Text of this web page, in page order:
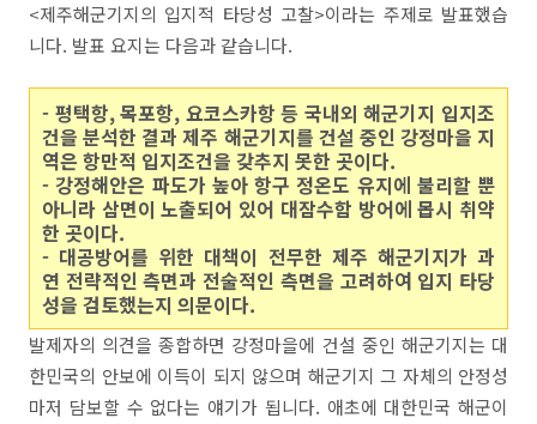
<제주해군기지의 입지적 타당성 고찰>이라는 주제로 발표했습
니다. 발표 요지는 다음과 같습니다.
- 평택항, 목포항, 요코스카항 등 국내외 해군기지 입지조
건을 분석한 결과 제주 해군기지를 건설 중인 강정마을 지
역은 항만적 입지조건을 갖추지 못한 곳이다.
- 강정해안은 파도가 높아 항구 정온도 유지에 불리할 뿐
아니라 삼면이 노출되어 있어 대잠수함 방어에 몹시 취약
한 곳이다.
- 대공방어를 위한 대책이 전무한 제주 해군기지가 과
연 전략적인 측면과 전술적인 측면을 고려하여 입지 타당
성을 검토했는지 의문이다.
발제자의 의견을 종합하면 강정마을에 건설 중인 해군기지는 대
한민국의 안보에 이득이 되지 않으며 해군기지 그 자체의 안정성
마저 담보할 수 없다는 얘기가 됩니다. 애초에 대한민국 해군이